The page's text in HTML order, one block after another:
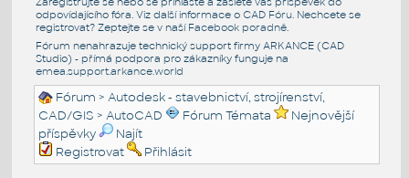
odpovídajícího fóra. Viz další informace o CAD Fóru. Nechcete se
registrovat? Zeptejte se v naší Facebook poradně.
Fórum nenahrazuje technický support firmy ARKANCE (CAD
Studio) - přímá podpora pro zákazníky funguje na
emea.support.arkance.world
Fórum >Autodesk - stavebnictví, strojírenství,
CAD/GIS >AutoCAD Fórum Témata
Nejnovější
příspěvky
Najít
Registrovat
Přihlásit